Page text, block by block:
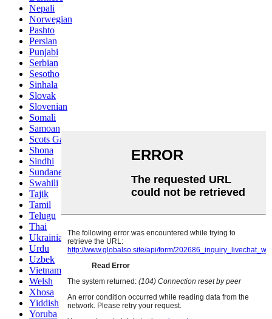
Nepali
Norwegian
Pashto
Persian
Punjabi
Serbian
Sesotho
Sinhala
Slovak
Slovenian
Somali
Samoan
Scots Gaelic
Shona
Sindhi
Sundanese
Swahili
Tajik
Tamil
Telugu
Thai
Ukrainian
Urdu
Uzbek
Vietnamese
Welsh
Xhosa
Yiddish
Yoruba